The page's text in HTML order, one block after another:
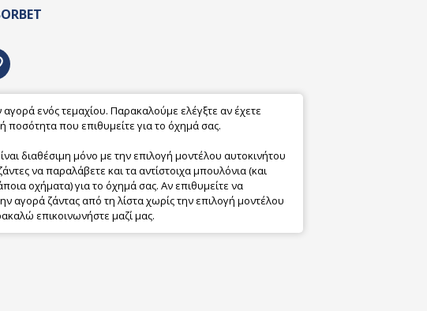
ενός τεμαχίου. Παρακαλούμε ελέγξτε αν έχετε
ποσότητα που επιθυμείτε για το όχημά σας.
διαθέσιμη μόνο με την επιλογή μοντέλου αυτοκινήτου
να παραλάβετε και τα αντίστοιχα μπουλόνια (και
οχήματα) για το όχημά σας. Αν επιθυμείτε να
αγορά ζάντας από τη λίστα χωρίς την επιλογή μοντέλου
επικοινωνήστε μαζί μας.